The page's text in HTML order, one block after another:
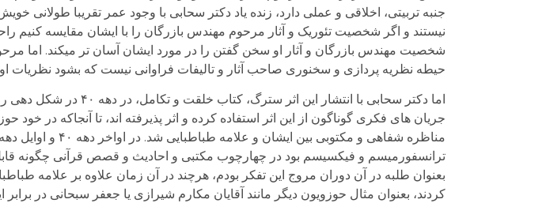
جنبه تربیتی، اخلاقی و عملی دارد، زنده یاد دکتر سحابی با وجود عمر تقریبا طولانی
نیستند و اگر شخصیت تئوریک و آثار مرحوم مهندس بازرگان را با ایشان مقایسه کنیم
شخصیت مهندس بازرگان و آثار او سخن گفتن را در مورد ایشان آسان تر می­کند. اما
حیطه نظریه پردازی و سخنوری صاحب آثار و تالیفات فراوانی نیست که بشود نظریات
اما دکتر سحابی با انتشار
جریان های فکری گوناگون از این اثر استفاده کرده و اثر پذیرفته اند، تا آنجاکه در
ترانسفورمیسم و فیکسیسم بود در چهارچوب مکتبی و احادیث و قصص قرآنی چگونه قابل
بعنوان طلبه در آن دوران مروج این تفکر بودم، هرچند در آن زمان علاوه بر علامه
کردند، بعنوان مثال حوزویون دیگر مانند آقایان مکارم شیرازی یا جعفر سبحانی در برابر